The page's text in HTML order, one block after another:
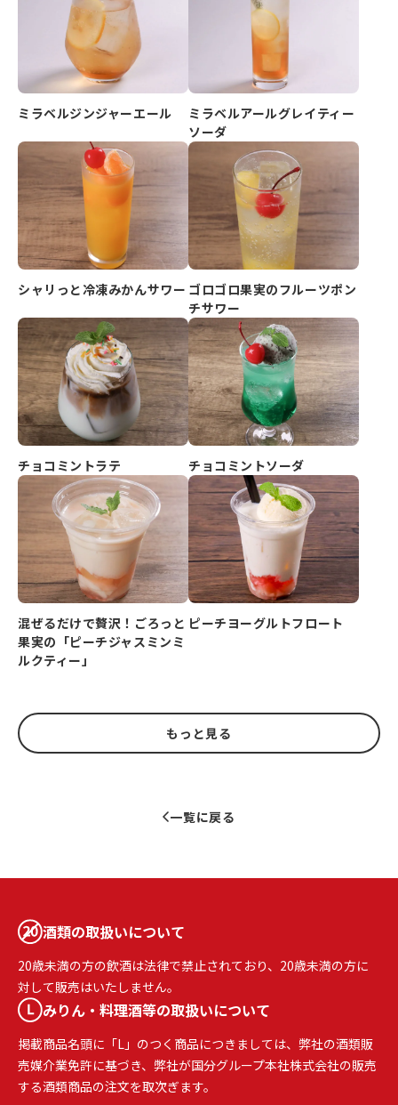
ミラベルジンジャーエール
ミラベルアールグレイティー
ソーダ
シャリっと冷凍みかんサワー ゴロゴロ果実のフルーツポン
チサワー
チョコミントラテ チョコミントソーダ
混ぜるだけで贅沢！ごろっと
果実の「ピーチジャスミンミ
ルクティー」
ピーチヨーグルトフロート
もっと見る
一覧に戻る
酒類の取扱いについて
20歳未満の方の飲酒は法律で禁止されており、20歳未満の方に
対して販売はいたしません。
みりん・料理酒等の取扱いについて
掲載商品名頭に「L」のつく商品につきましては、弊社の酒類販
売媒介業免許に基づき、弊社が国分グループ本社株式会社の販売
する酒類商品の注文を取次ぎます。